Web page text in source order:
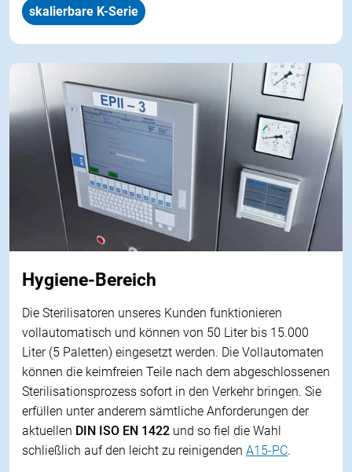
skalierbare K-Serie
Hygiene-Bereich
Die Sterilisatoren unseres Kunden funktionieren
vollautomatisch und können von 50 Liter bis 15.000
Liter (5 Paletten) eingesetzt werden. Die Vollautomaten
können die keimfreien Teile nach dem abgeschlossenen
Sterilisationsprozess sofort in den Verkehr bringen. Sie
erfüllen unter anderem sämtliche Anforderungen der
aktuellen DIN ISO EN 1422 und so fiel die Wahl
schließlich auf den leicht zu reinigenden A15-PC.